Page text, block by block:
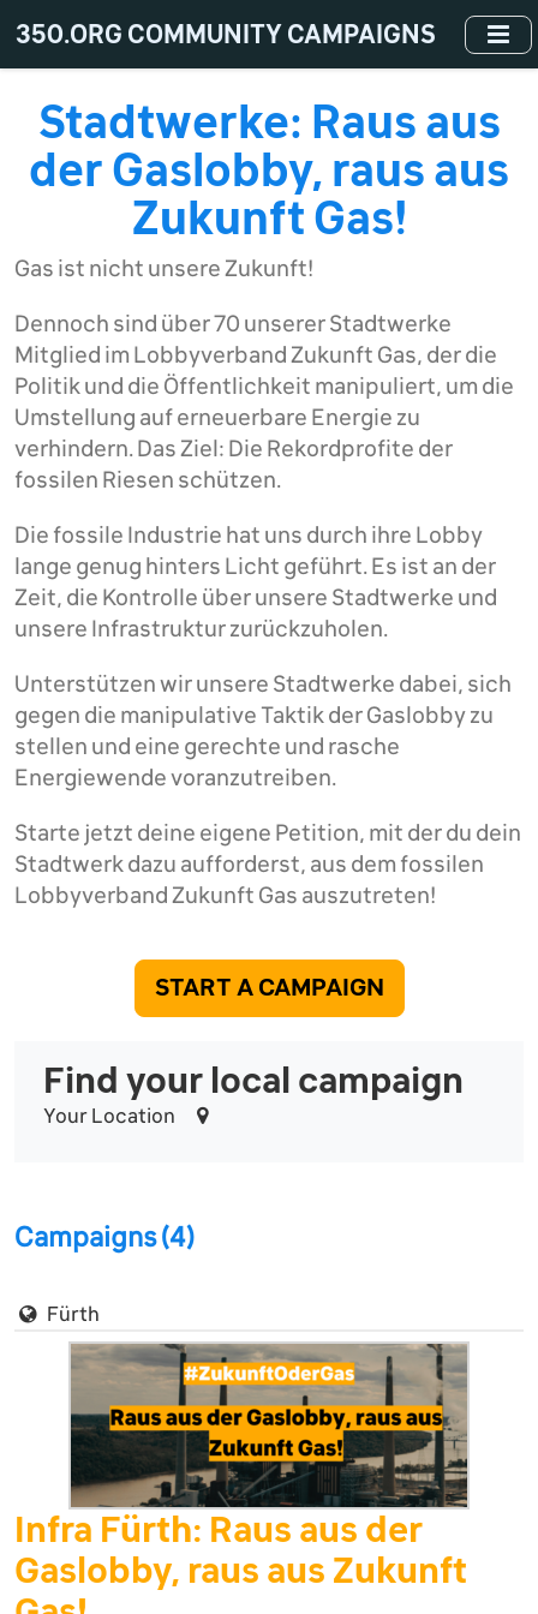
to
main
content
350.ORG COMMUNITY CAMPAIGNS
Stadtwerke: Raus aus
der Gaslobby, raus aus
Zukunft Gas!
Gas ist nicht unsere Zukunft!
Dennoch sind über 70 unserer Stadtwerke
Mitglied im Lobbyverband Zukunft Gas, der die
Politik und die Öffentlichkeit manipuliert, um die
Umstellung auf erneuerbare Energie zu
verhindern. Das Ziel: Die Rekordprofite der
fossilen Riesen schützen.
Die fossile Industrie hat uns durch ihre Lobby
lange genug hinters Licht geführt. Es ist an der
Zeit, die Kontrolle über unsere Stadtwerke und
unsere Infrastruktur zurückzuholen.
Unterstützen wir unsere Stadtwerke dabei, sich
gegen die manipulative Taktik der Gaslobby zu
stellen und eine gerechte und rasche
Energiewende voranzutreiben.
Starte jetzt deine eigene Petition, mit der du dein
Stadtwerk dazu aufforderst, aus dem fossilen
Lobbyverband Zukunft Gas auszutreten!
START A CAMPAIGN
Find your local campaign
Your Location
Campaigns (4)
Fürth
Infra Fürth: Raus aus der
Gaslobby, raus aus Zukunft